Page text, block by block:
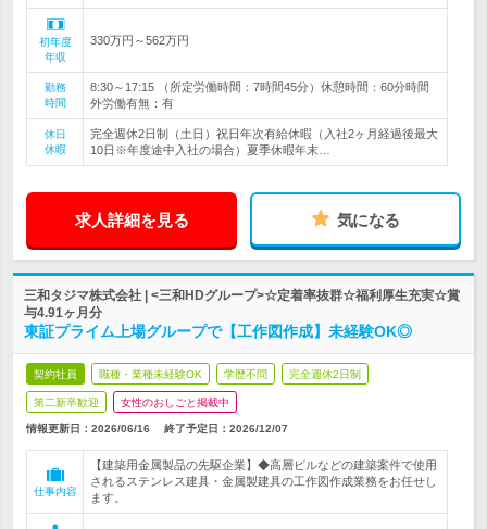
初年度
年収
330万円～562万円
勤務
時間
8:30～17:15 （所定労働時間：7時間45分）休憩時間：60分時間
外労働有無：有
休日
休暇
完全週休2日制（土日）祝日年次有給休暇（入社2ヶ月経過後最大
10日※年度途中入社の場合）夏季休暇年末…
求人詳細を見る 気になる
三和タジマ株式会社 | <三和HDグループ>☆定着率抜群☆福利厚生充実☆賞
与4.91ヶ月分
東証プライム上場グループで【工作図作成】未経験OK◎
契約社員 職種・業種未経験OK 学歴不問 完全週休2日制
第二新卒歓迎 女性のおしごと掲載中
情報更新日：2026/06/16 終了予定日： 2026/12/07
仕事内容
【建築用金属製品の先駆企業】◆高層ビルなどの建築案件で使用
されるステンレス建具・金属製建具の工作図作成業務をお任せし
ます。